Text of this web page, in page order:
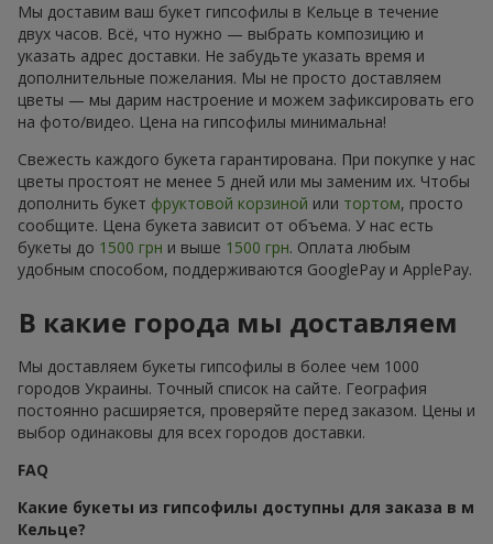
Мы доставим ваш букет гипсофилы в Кельце в течение
двух часов. Всё, что нужно — выбрать композицию и
указать адрес доставки. Не забудьте указать время и
дополнительные пожелания. Мы не просто доставляем
цветы — мы дарим настроение и можем зафиксировать его
на фото/видео. Цена на гипсофилы минимальна!
Свежесть каждого букета гарантирована. При покупке у нас
цветы простоят не менее 5 дней или мы заменим их. Чтобы
дополнить букет фруктовой корзиной или тортом, просто
сообщите. Цена букета зависит от объема. У нас есть
букеты до 1500 грн и выше 1500 грн. Оплата любым
удобным способом, поддерживаются GooglePay и ApplePay.
В какие города мы доставляем
Мы доставляем букеты гипсофилы в более чем 1000
городов Украины. Точный список на сайте. География
постоянно расширяется, проверяйте перед заказом. Цены и
выбор одинаковы для всех городов доставки.
FAQ
Какие букеты из гипсофилы доступны для заказа в м
Кельце?